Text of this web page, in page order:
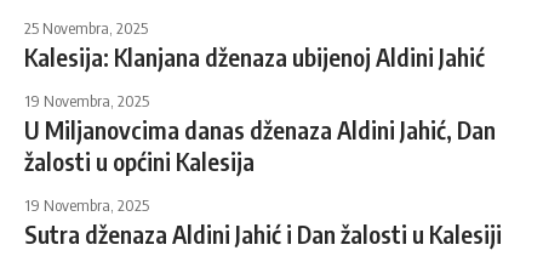
25 Novembra, 2025
Kalesija: Klanjana dženaza ubijenoj Aldini Jahić
19 Novembra, 2025
U Miljanovcima danas dženaza Aldini Jahić, Dan
žalosti u općini Kalesija
19 Novembra, 2025
Sutra dženaza Aldini Jahić i Dan žalosti u Kalesiji